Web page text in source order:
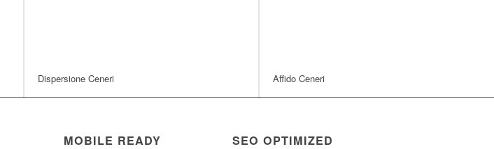
Dispersione Ceneri Affido Ceneri
MOBILE READY SEO OPTIMIZED